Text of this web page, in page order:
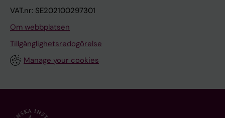
VAT.nr: SE202100297301
Om webbplatsen
Tillgänglighetsredogörelse
Manage your cookies